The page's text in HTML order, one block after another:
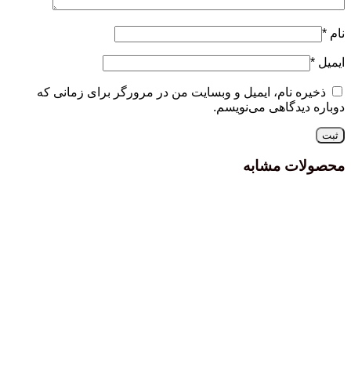
نام *
ایمیل *
ذخیره نام، ایمیل و وبسایت من در مرورگر برای زمانی که
دوباره دیدگاهی می‌نویسم.
محصولات مشابه